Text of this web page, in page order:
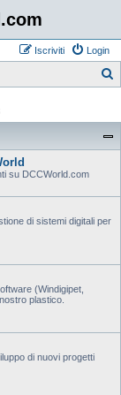
Login
Iscriviti
su DCCWorld.com
di sistemi digitali per
(Windigipet,
plastico.
di nuovi progetti